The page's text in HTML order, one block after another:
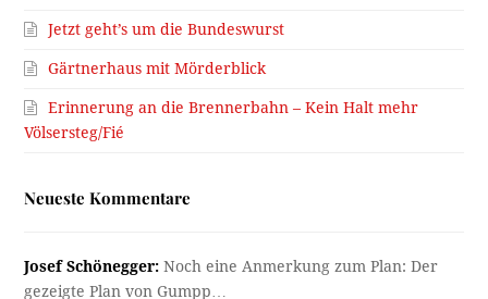
Jetzt geht’s um die Bundeswurst
Gärtnerhaus mit Mörderblick
Erinnerung an die Brennerbahn – Kein Halt mehr
Völsersteg/Fié
Neueste Kommentare
Josef Schönegger: Noch eine Anmerkung zum Plan: Der
gezeigte Plan von Gumpp…